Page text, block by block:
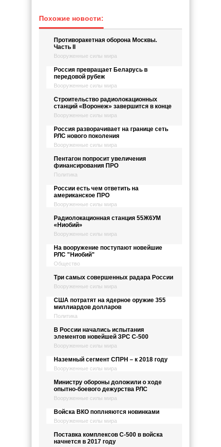
Похожие новости:
Противоракетная оборона Москвы.
Часть II
Вооруженные силы мира
Россия превращает Беларусь в
передовой рубеж
Вооруженные силы мира
Строительство радиолокационных
станций «Воронеж» завершится в конце
Вооруженные силы мира
Россия разворачивает на границе сеть
РЛС нового поколения
Вооруженные силы мира
Пентагон попросит увеличения
финансирования ПРО
Политика
России есть чем ответить на
американское ПРО
Вооруженные силы мира
Радиолокационная станция 55Ж6УМ
«Ниобий»
Вооруженные силы мира
На вооружение поступают новейшие
РЛС "Ниобий"
Общество
Три самых совершенных радара России
Вооруженные силы мира
США потратят на ядерное оружие 355
миллиардов долларов
Политика
В России начались испытания
элементов новейшей ЗРС C-500
Вооруженные силы мира
Наземный сегмент СПРН – к 2018 году
Вооруженные силы мира
Министру обороны доложили о ходе
опытно-боевого дежурства РЛС
Вооруженные силы мира
Войска ВКО поплняются новинками
Вооруженные силы мира
Поставка комплексов С-500 в войска
начнется в 2017 году